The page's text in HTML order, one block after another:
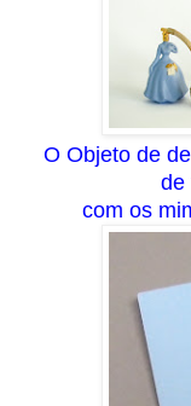
O Objeto de
de
com os